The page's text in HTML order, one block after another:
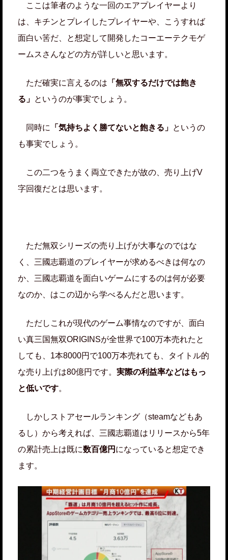
ここは筆者のような一回のエアプレイヤーより
は、キチンとプレイしたプレイヤーや、こうすれば
面白い筈だ、と想定して開発したコーエーテクモゲ
ームスさんなどの方が詳しいと思います。
ただ確実に言えるのは 「無双するだけでは飽き
る」 というのが事実でしょう。
同時に 「気持ちよく勝てないと飽きる」 というの
も事実でしょう。
この二つをうまく両立できたが故の、売り上げV
字回復だとは思います。
ただ無双シリーズの売り上げが大事なのではな
く、三國志覇道のプレイヤーが求めるべきは何なの
か、三國志覇道を面白いゲームにするのは何が必要
なのか、はこの辺から学べるんだと思います。
ただしこれが現代のゲーム事情なのですが、面白
い真三国無双ORIGINSが全世界で100万本売れたと
しても、1本8000円で100万本売れても、タイトル的
な売り上げは80億円です。 実際の利益率などはもっ
と低いです。
しかしストアセールランキング（steamなどもあ
るし）から考えれば、三國志覇道はリリースから5年
の累計売上は既に数百億円 になっていると想定でき
ます。